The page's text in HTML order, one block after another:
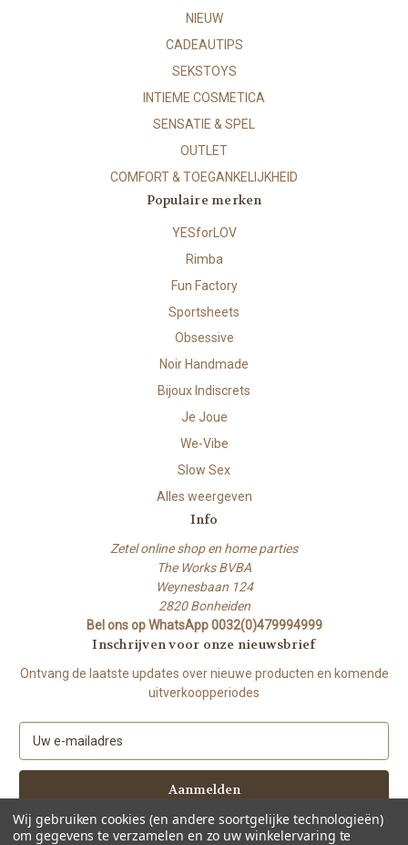
NIEUW
CADEAUTIPS
SEKSTOYS
INTIEME COSMETICA
SENSATIE & SPEL
OUTLET
COMFORT & TOEGANKELIJKHEID
Populaire merken
YESforLOV
Rimba
Fun Factory
Sportsheets
Obsessive
Noir Handmade
Bijoux Indiscrets
Je Joue
We-Vibe
Slow Sex
Alles weergeven
Info
Zetel online shop en home parties
The Works BVBA
Weynesbaan 124
2820 Bonheiden
Bel ons op WhatsApp 0032(0)479994999
Inschrijven voor onze nieuwsbrief
Ontvang de laatste updates over nieuwe producten en komende
uitverkoopperiodes
m
l
Wij gebruiken cookies (en andere soortgelijke technologieën)
om gegevens te verzamelen en zo uw winkelervaring te